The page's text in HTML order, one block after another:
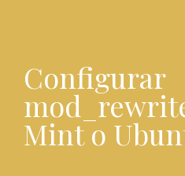
Configurar
Mint o